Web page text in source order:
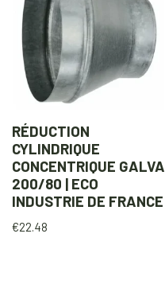
RÉDUCTION
CYLINDRIQUE
CONCENTRIQUE GALVA
200/80 | ECO
INDUSTRIE DE FRANCE
€22.48